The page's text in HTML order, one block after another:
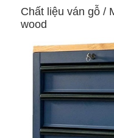
Chất liệu ván gỗ /
wood